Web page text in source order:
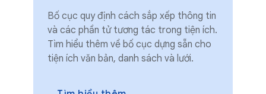
Bố cục quy định cách sắp xếp thông tin
và các phần tử tương tác trong tiện ích.
Tìm hiểu thêm về bố cục dựng sẵn cho
tiện ích văn bản, danh sách và lưới.